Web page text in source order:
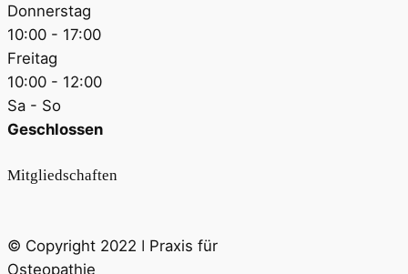
Donnerstag
10:00 - 17:00
Freitag
10:00 - 12:00
Sa - So
Geschlossen
Mitgliedschaften
© Copyright 2022 ǀ Praxis für
Osteopathie